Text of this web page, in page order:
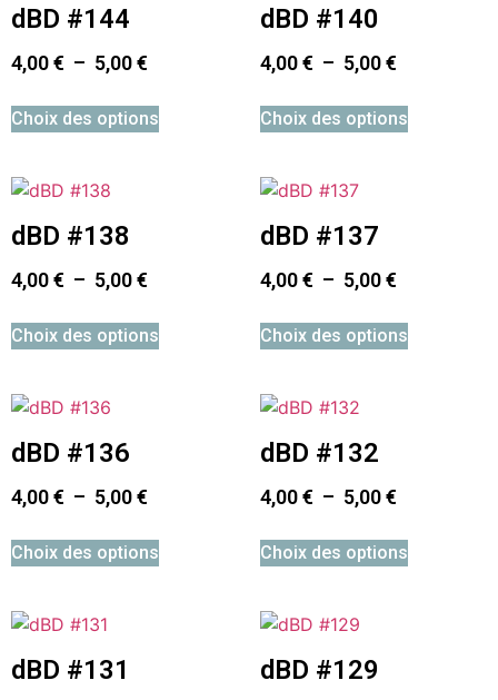
dBD #144
4,00€ – 5,00€
Choix des options
dBD #140
4,00€ – 5,00€
Choix des options
dBD #138
4,00€ – 5,00€
Choix des options
dBD #137
4,00€ – 5,00€
Choix des options
dBD #136
4,00€ – 5,00€
Choix des options
dBD #132
4,00€ – 5,00€
Choix des options
dBD #131 dBD #129